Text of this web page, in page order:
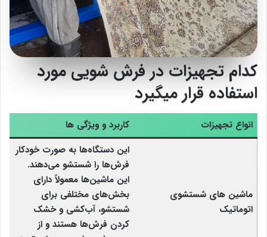
کدام تجهیزات در فرش شویی مورد
استفاده قرار میگیرد
انواع تجهیزات کاربرد و ویژگی ها
ماشین‌ های شستشوی
اتوماتیک
این دستگاه‌ها به صورت خودکار
فرش‌ها را شستشو می‌دهند.
این ماشین‌ها معمولاً دارای
بخش‌های مختلفی برای
شستشو، آب‌کشی و خشک
کردن فرش‌ها هستند و از